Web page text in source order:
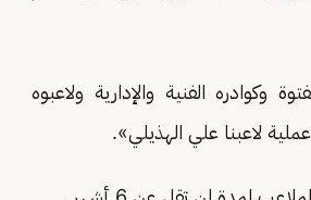
الفنية والإدارية ولاعبوه
لاعبنا علي الهذيلي».